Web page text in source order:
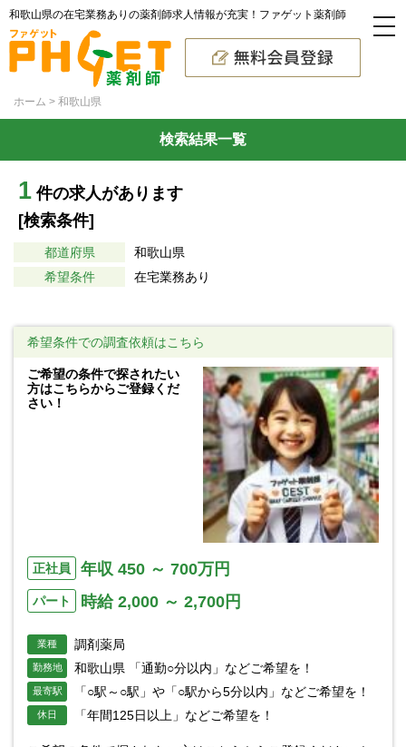
和歌山県の在宅業務ありの薬剤師求人情報が充実！ファゲット薬剤師
ホーム 和歌山県
検索結果一覧
1 件の求人があります
[検索条件]
都道府県
和歌山県
希望条件
在宅業務あり
希望条件での調査依頼はこちら
ご希望の条件で探されたい
方はこちらからご登録くだ
さい！
正社員 年収 450 ～ 700万円
パート 時給 2,000 ～ 2,700円
業種 調剤薬局
勤務地 和歌山県 「通勤○分以内」などご希望を！
最寄駅 「○駅～○駅」や「○駅から5分以内」などご希望を！
休日 「年間125日以上」などご希望を！